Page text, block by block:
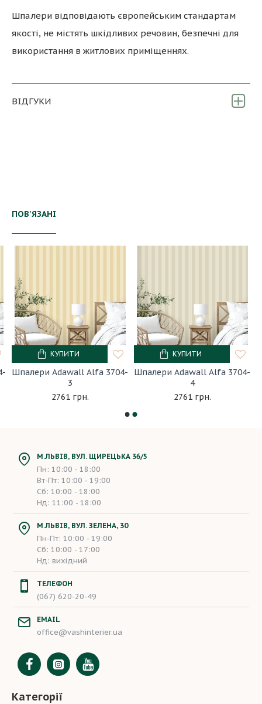
Шпалери відповідають європейським стандартам
якості, не містять шкідливих речовин, безпечні для
використання в житлових приміщеннях.
ВІДГУКИ
ПОВ'ЯЗАНІ
Шпалери Adawall Alfa 3704-
3
2761 грн.
КУПИТИ
Шпалери Adawall Alfa 3704-
4
2761 грн.
КУПИТИ
М.ЛЬВІВ, ВУЛ. ЩИРЕЦЬКА 36/5
Пн: 10:00 - 18:00
Вт-Пт: 10:00 - 19:00
Сб: 10:00 - 18:00
Нд: 11:00 - 18:00
М.ЛЬВІВ, ВУЛ. ЗЕЛЕНА, 30
Пн-Пт: 10:00 - 19:00
Сб: 10:00 - 17:00
Нд: вихідний
ТЕЛЕФОН
(067) 620-20-49
EMAIL
office@vashinterier.ua
Категорії